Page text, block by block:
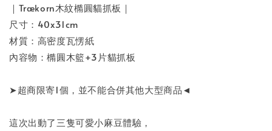
｜Trækorn木紋橢圓貓抓板｜
尺寸：40x31cm
材質：高密度瓦愣紙
內容物：橢圓木籃+3片貓抓板
➤超商限寄1個，並不能合併其他大型商品◄
這次出動了三隻可愛小麻豆體驗，